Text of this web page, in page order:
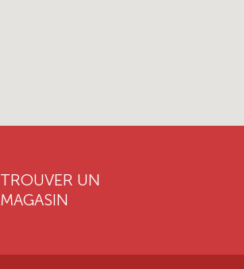
TROUVER UN
MAGASIN